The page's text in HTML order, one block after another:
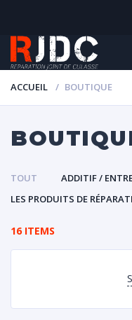
ACCUEIL BOUTIQUE
TOUT
ADDITIF /
LES PRODUITS DE
16 ITEMS